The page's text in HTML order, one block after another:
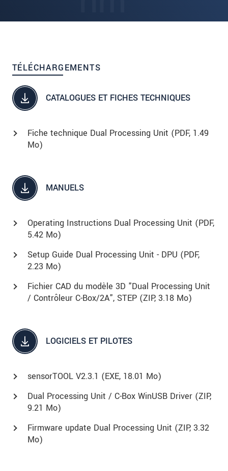
TÉLÉCHARGEMENTS
CATALOGUES ET FICHES TECHNIQUES
Fiche technique Dual Processing Unit (PDF, 1.49
Mo)
MANUELS
Operating Instructions Dual Processing Unit (PDF,
5.42 Mo)
Setup Guide Dual Processing Unit - DPU (PDF,
2.23 Mo)
Fichier CAD du modèle 3D "Dual Processing Unit
/ Contrôleur C-Box/2A", STEP (ZIP, 3.18 Mo)
LOGICIELS ET PILOTES
sensorTOOL V2.3.1 (EXE, 18.01 Mo)
Dual Processing Unit / C-Box WinUSB Driver (ZIP,
9.21 Mo)
Firmware update Dual Processing Unit (ZIP, 3.32
Mo)